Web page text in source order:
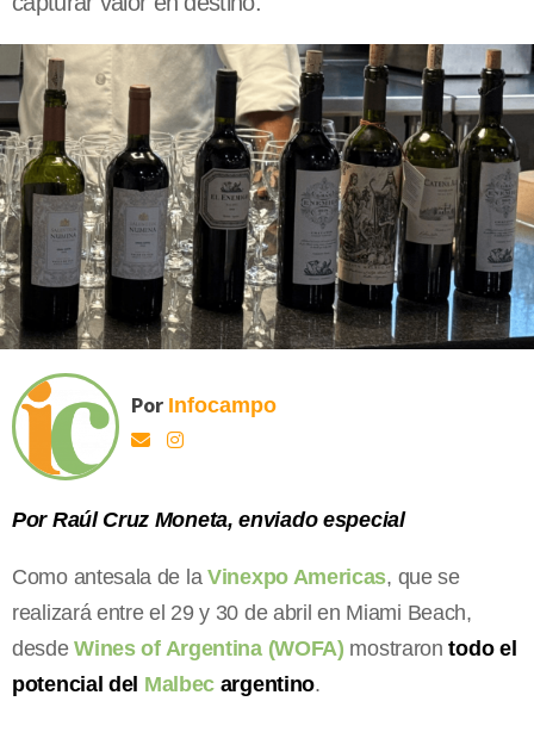
Por Infocampo
Por Raúl Cruz Moneta, enviado especial
Como antesala de la Vinexpo Americas, que se
realizará entre el 29 y 30 de abril en Miami Beach,
desdeWines of Argentina (WOFA) mostrarontodo el
potencial del Malbec argentino.